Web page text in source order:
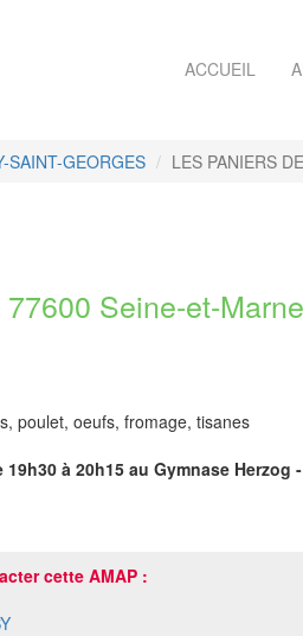
ACCUEIL
SAINT-GEORGES LES PANIERS
Seine-et-Marne
poulet, oeufs, fromage, tisanes
à 20h15 au Gymnase Herzog
cette AMAP :